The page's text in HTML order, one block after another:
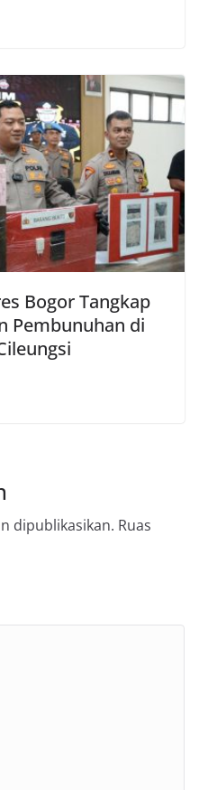
Bogor Tangkap
Pembunuhan di
dipublikasikan. Ruas